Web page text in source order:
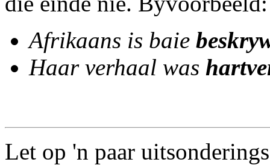
Afrikaans is baie
Haar verhaal was
Let op 'n paar